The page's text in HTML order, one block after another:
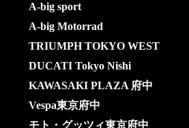
A-big sport
A-big Motorrad
TRIUMPH TOKYO WEST
DUCATI Tokyo Nishi
KAWASAKI PLAZA 府中
Vespa東京府中
モト・グッツィ東京府中